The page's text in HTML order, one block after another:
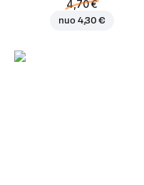
4,70 €
nuo 4,30 €